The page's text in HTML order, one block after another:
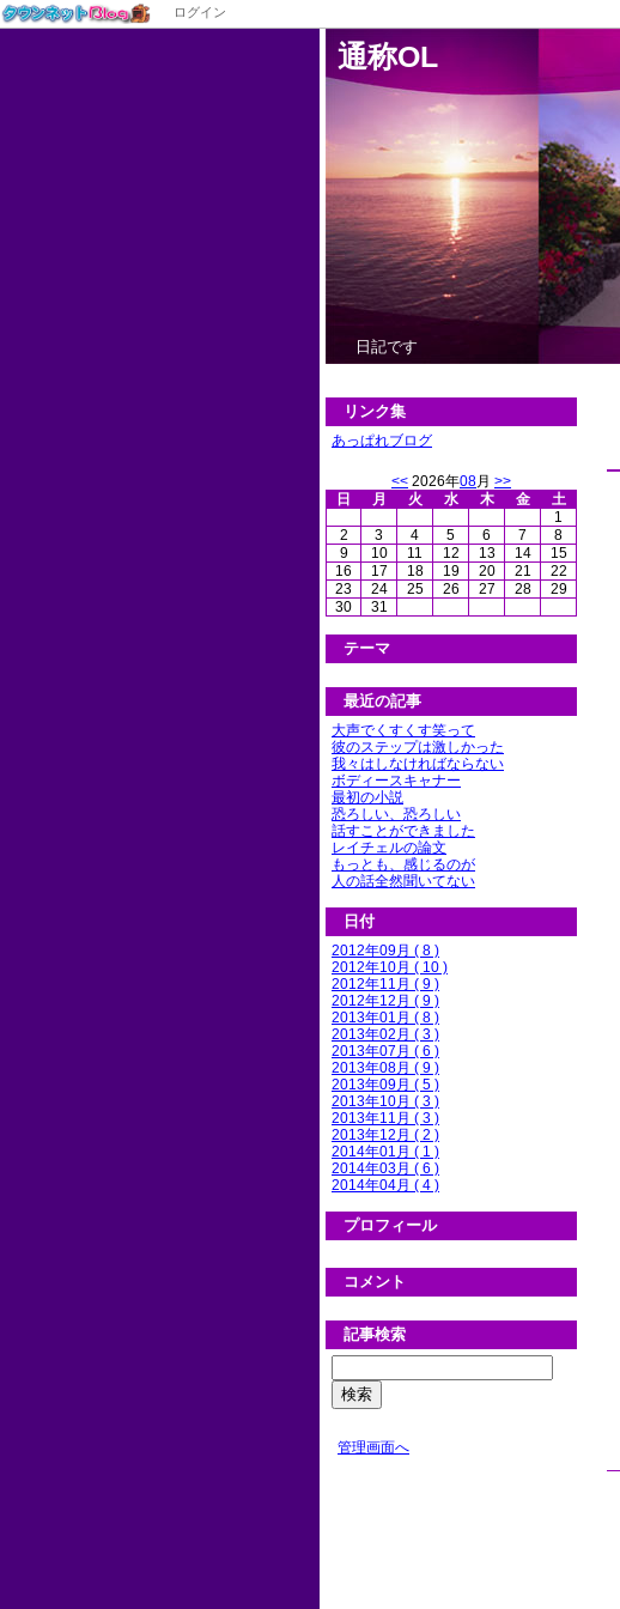
ログイン
通称OL
日記です
リンク集
あっぱれブログ
<< 2026年08月 >>
日
月 火 水 木 金
土
1
2
3 4 5 6 7
8
9
10 11 12 13 14
15
16
17 18 19 20 21
22
23
24 25 26 27 28
29
30
31
テーマ
最近の記事
大声でくすくす笑って
彼のステップは激しかった
我々はしなければならない
ボディースキャナー
最初の小説
恐ろしい、恐ろしい
話すことができました
レイチェルの論文
もっとも、感じるのが
人の話全然聞いてない
日付
2012年09月 ( 8 )
2012年10月 ( 10 )
2012年11月 ( 9 )
2012年12月 ( 9 )
2013年01月 ( 8 )
2013年02月 ( 3 )
2013年07月 ( 6 )
2013年08月 ( 9 )
2013年09月 ( 5 )
2013年10月 ( 3 )
2013年11月 ( 3 )
2013年12月 ( 2 )
2014年01月 ( 1 )
2014年03月 ( 6 )
2014年04月 ( 4 )
プロフィール
コメント
記事検索
管理画面へ